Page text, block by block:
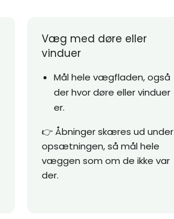
Væg med døre eller
vinduer
Mål hele vægfladen, også
der hvor døre eller vinduer
er.
👉 Åbninger skæres ud under
opsætningen, så mål hele
væggen som om de ikke var
der.